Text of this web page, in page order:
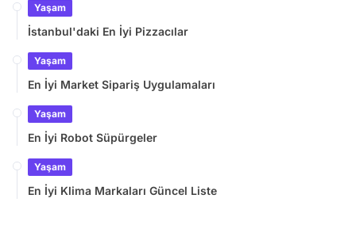
Yaşam
İstanbul'daki En İyi Pizzacılar
Yaşam
En İyi Market Sipariş Uygulamaları
Yaşam
En İyi Robot Süpürgeler
Yaşam
En İyi Klima Markaları Güncel Liste